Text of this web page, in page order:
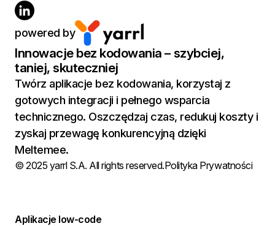
powered by
Innowacje bez kodowania – szybciej,
taniej, skuteczniej
Twórz aplikacje bez kodowania, korzystaj z
gotowych integracji i pełnego wsparcia
technicznego. Oszczędzaj czas, redukuj koszty i
zyskaj przewagę konkurencyjną dzięki
Meltemee.
© 2025 yarrl S.A. All rights reserved.Polityka Prywatności
Aplikacje low-code